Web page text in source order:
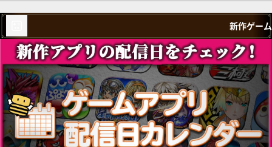
新作ゲーム